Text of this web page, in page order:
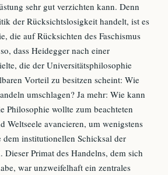
sehr gut verzichten kann. Denn
der Rücksichtslosigkeit handelt, ist es
die auf Rücksichten des Faschismus
dass Heidegger nach einer
die der Universitätsphilosophie
Vorteil zu besitzen scheint: Wie
umschlagen? Ja mehr: Wie kann
Philosophie wollte zum beachteten
Weltseele avancieren, um wenigstens
institutionellen Schicksal der
Dieser Primat des Handelns, dem sich
war unzweifelhaft ein zentrales